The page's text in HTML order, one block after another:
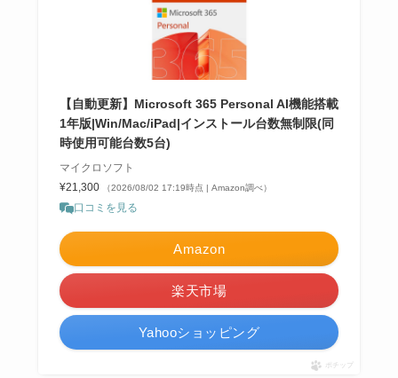
【自動更新】Microsoft 365 Personal AI機能搭載
1年版|Win/Mac/iPad|インストール台数無制限(同
時使用可能台数5台)
マイクロソフト
¥21,300
（2026/08/02 17:19時点 | Amazon調べ）
口コミを見る
Amazon
楽天市場
Yahooショッピング
ポチップ